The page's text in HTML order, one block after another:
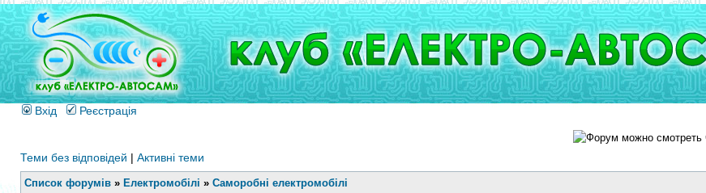
Вхід Реєстрація
Теми без відповідей | Активні теми
Список форумів » Електромобілі » Саморобні електромобілі